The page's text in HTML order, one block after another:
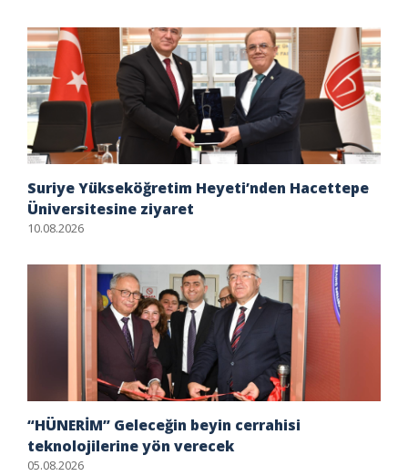
Suriye Yükseköğretim Heyeti’nden Hacettepe
Üniversitesine ziyaret
10.08.2026
“HÜNERİM” Geleceğin beyin cerrahisi
teknolojilerine yön verecek
05.08.2026